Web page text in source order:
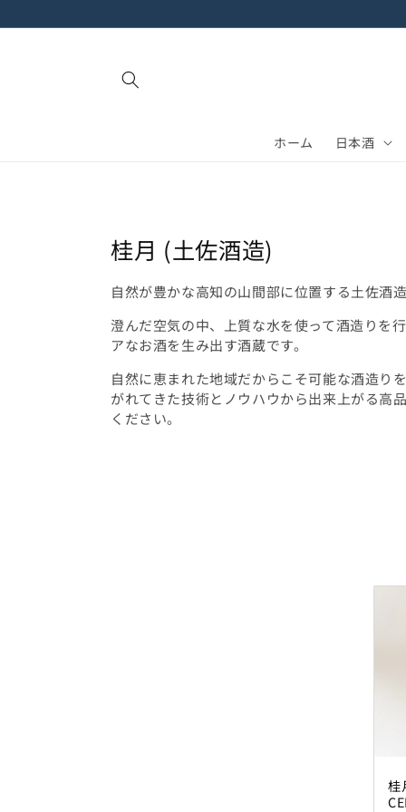
ホーム 日本酒
コ
レ
ク
シ
ョ
ン
:
桂月 (土佐酒造)
自然が豊かな高知の山間部に位置する土佐酒造
澄んだ空気の中、上質な水を使って酒造りを
アなお酒を生み出す酒蔵です。
自然に恵まれた地域だからこそ可能な酒造り
がれてきた技術とノウハウから出来上がる高
ください。
桂